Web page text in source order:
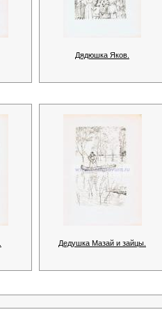
Дядюшка Яков.
Дедушка Мазай и зайцы.